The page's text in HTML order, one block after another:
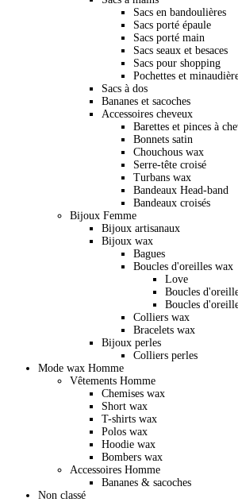
Sacs en bandoulières
Sacs porté épaule
Sacs porté main
Sacs seaux et besaces
Sacs pour shopping
Pochettes et
Sacs à dos
Bananes et sacoches
Accessoires cheveux
Barettes et pinces à
Bonnets satin
Chouchous wax
Serre-tête croisé
Turbans wax
Bandeaux Head-band
Bandeaux croisés
Bijoux Femme
Bijoux artisanaux
Bijoux wax
Bagues
Boucles d'oreilles wax
Love
Boucles
Boucles
Colliers wax
Bracelets wax
Bijoux perles
Colliers perles
Mode wax Homme
Vêtements Homme
Chemises wax
Short wax
T-shirts wax
Polos wax
Hoodie wax
Bombers wax
Accessoires Homme
Bananes & sacoches
Non classé